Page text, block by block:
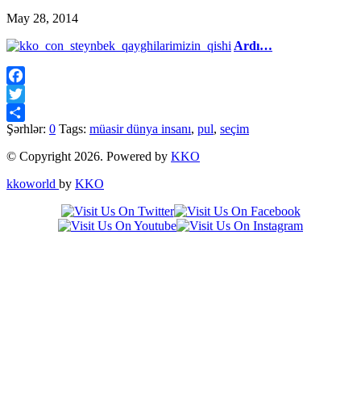
May 28, 2014
Ardı…
Facebook
Twitter
Share
Şərhlər: 0 Tags: müasir dünya insanı, pul, seçim
© Copyright 2026. Powered by KKO
kkoworld by KKO